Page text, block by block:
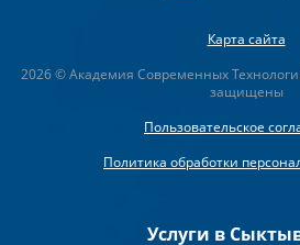
Карта сайта
2026 © Академия Современных
защищены
Пользовательское
Политика обработки
Услуги в